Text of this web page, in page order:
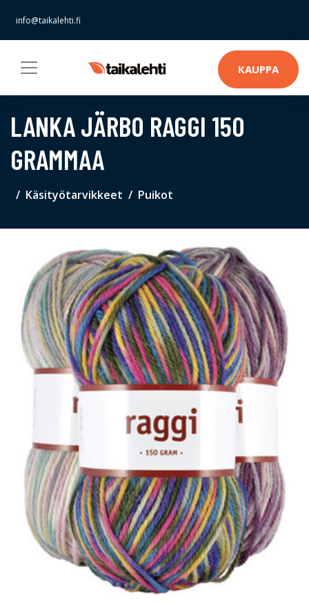
info@taikalehti.fi
KAUPPA
LANKA JÄRBO RAGGI 150
GRAMMAA
Käsityötarvikkeet Puikot